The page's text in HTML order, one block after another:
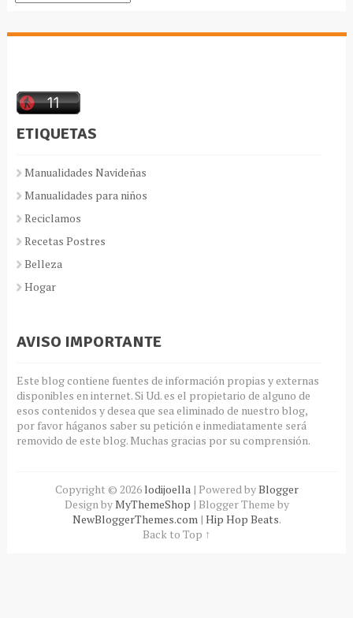
ETIQUETAS
Manualidades Navideñas
Manualidades para niños
Reciclamos
Recetas Postres
Belleza
Hogar
AVISO IMPORTANTE
Este blog contiene fuentes de información propias y externas
disponibles en internet. Si Ud. es el propietario de alguno de
esos contenidos y desea que sea eliminado de nuestro blog,
por favor háganos saber su petición e inmediatamente será
removido de este blog. Muchas gracias por su comprensión.
Copyright © 2026 lodijoella| Powered byBlogger
Design byMyThemeShop | Blogger Theme by
NewBloggerThemes.com| Hip Hop Beats.
Back to Top ↑